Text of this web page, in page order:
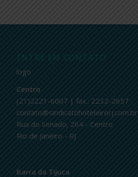
ENTRE EM CONTATO
logo
Centro
(21)2221-6007 | fax.: 2232-2657
contato@sindicatohoteleirorj.com.br
Rua do Senado, 264 - Centro
Rio de Janeiro - RJ
Barra da Tijuca